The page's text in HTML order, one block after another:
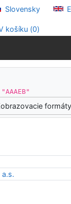
Slovensky
košíku (0)
formáty